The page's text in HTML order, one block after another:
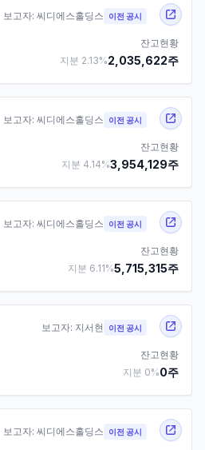
보고자: 씨디에스홀딩스 이전 공시
잔고현황
지분 2.13%2,035,622주
보고자: 씨디에스홀딩스 이전 공시
잔고현황
지분 4.14%3,954,129주
보고자: 씨디에스홀딩스 이전 공시
잔고현황
지분 6.11%5,715,315주
보고자: 지서현 이전 공시
잔고현황
지분 0%0주
보고자: 씨디에스홀딩스 이전 공시